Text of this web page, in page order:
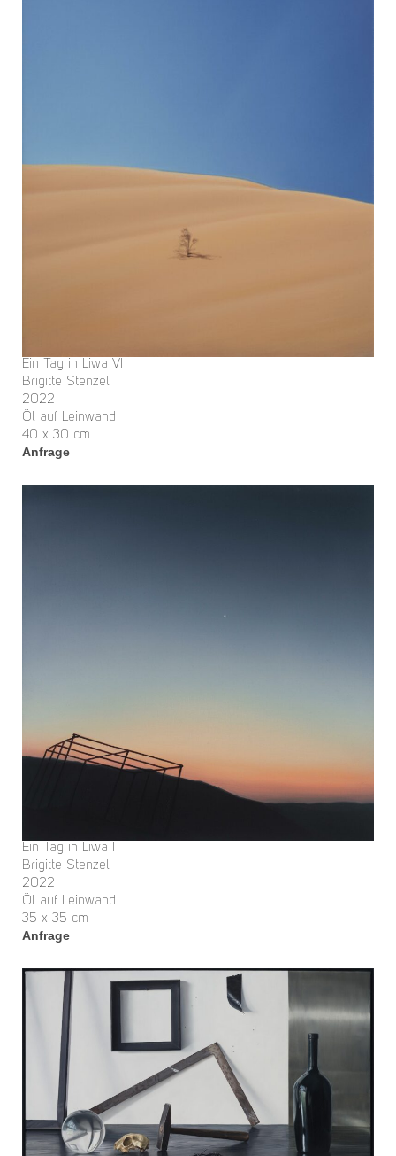
Ein Tag in Liwa VI
Brigitte Stenzel
2022
Öl auf Leinwand
40 x 30 cm
Anfrage
Ein Tag in Liwa I
Brigitte Stenzel
2022
Öl auf Leinwand
35 x 35 cm
Anfrage